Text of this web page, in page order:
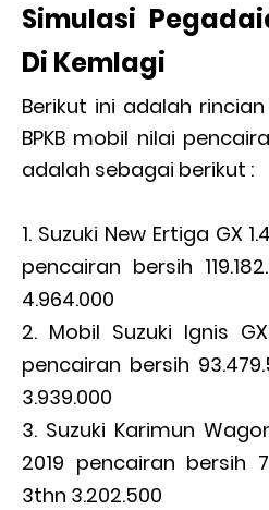
Simulasi
Di Kemlagi
Berikut ini adalah
BPKB mobil nilai
adalah sebagai berikut :
Suzuki New Ertiga GX
pencairan bersih
4.964.000
Mobil Suzuki Ignis
pencairan bersih
3.939.000
Suzuki Karimun
2019 pencairan bersih
3thn 3.202.500